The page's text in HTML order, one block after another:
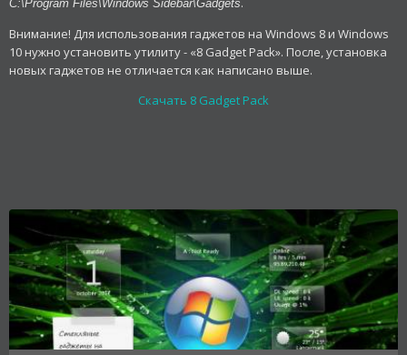
C:\Program Files\Windows Sidebar\Gadgets
Внимание! Для использования гаджетов на Windows 8 и Windows
10 нужно установить утилиту - «8 Gadget Pack». После, установка
новых гаджетов не отличается как написано выше.
Скачать 8 Gadget Pack